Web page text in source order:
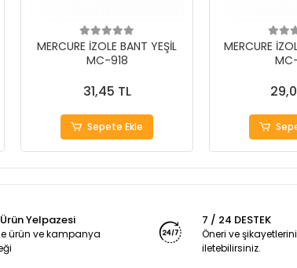
MERCURE İZOLE BANT YEŞİL
MC-918
31,45 TL
Sepete Ekle
MERCURE
Yelpazesi
ürün ve kampanya
7 / 24 DESTEK
Öneri ve
iletebilirsiniz.